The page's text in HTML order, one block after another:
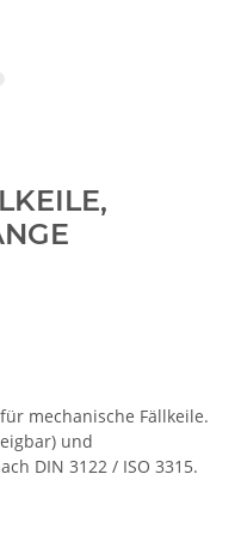
mechanische Fällkeile.
und
DIN 3122 / ISO 3315.